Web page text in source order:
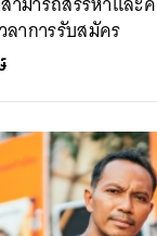
ลาการรับสมัคร